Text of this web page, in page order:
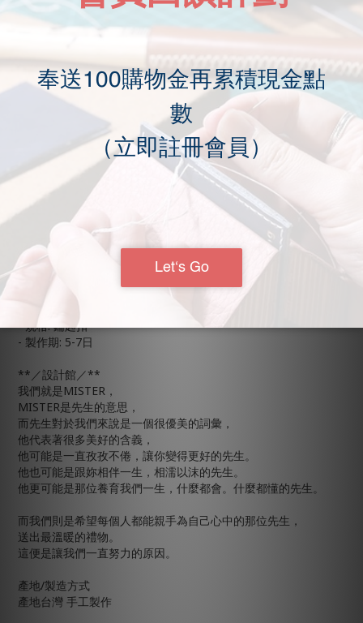
MISTER頂級真皮駕照套
內設相片位一格，卡位兩格，背面卡位一格。
· 可客製化刻字。
· 七色選擇，自由搭配
為了不讓膠片的老化影響到長夾的耐用性，我們維持一貫的鏤空
相片設計，讓整個卡套更為耐用。
*客製化刻字，僅限英文字母，請於備註註明。
*客製化商品由於無法作二次販售，退換只適用於瑕疵的問題。
*如需客製化，請勿使用貨到付款。
- 顏色: 黃棕色、棕色、酒紅色、黑色、墨綠、原色、咖啡
- 材質說明: 義大利特級植鞣頭層皮
- 規格: 鑰匙扣
- 製作期: 5-7日
**／設計館／**
我們就是MISTER，
MISTER是先生的意思，
而先生對於我們來說是一個很優美的詞彙，
他代表著很多美好的含義，
他可能是一直孜孜不倦，讓你變得更好的先生。
他也可能是跟妳相伴一生，相濡以沫的先生。
他更可能是那位養育我們一生，什麼都會。什麼都懂的先生。
而我們則是希望每個人都能親手為自己心中的那位先生，
送出最溫暖的禮物。
這便是讓我們一直努力的原因。
產地/製造方式
產地台灣 手工製作